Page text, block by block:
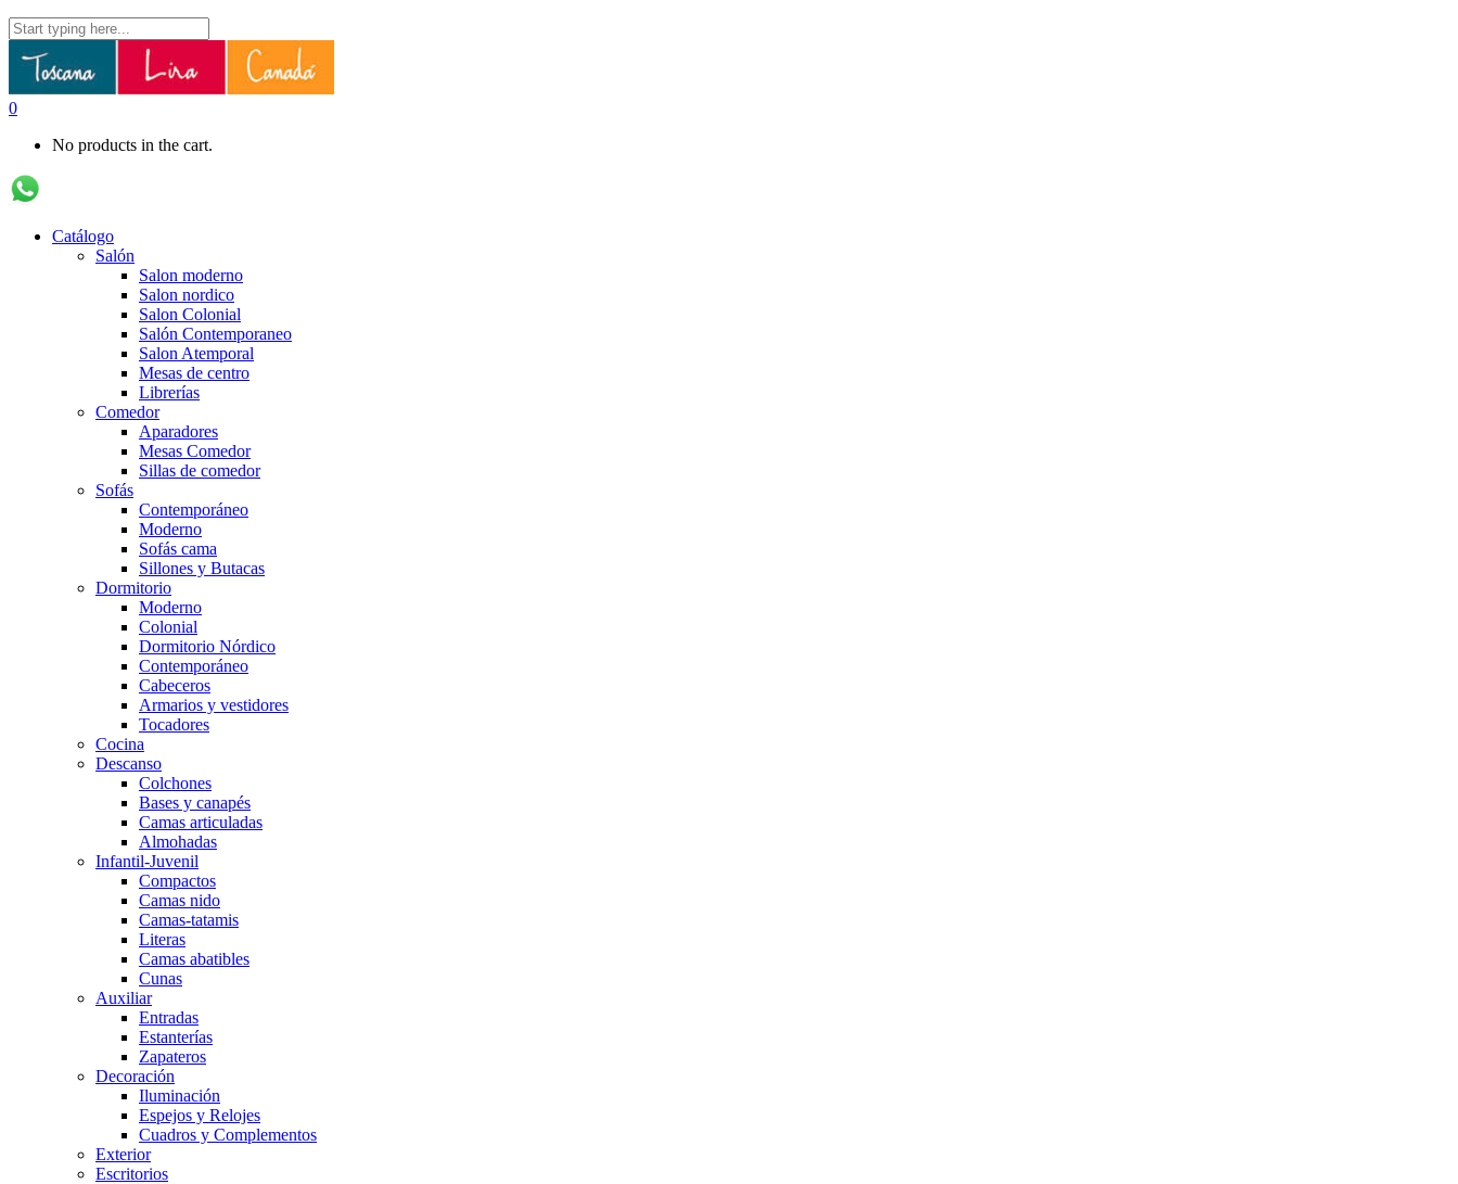
0
No products in the cart.
Catálogo
Salón
Salon moderno
Salon nordico
Salon Colonial
Salón Contemporaneo
Salon Atemporal
Mesas de centro
Librerías
Comedor
Aparadores
Mesas Comedor
Sillas de comedor
Sofás
Contemporáneo
Moderno
Sofás cama
Sillones y Butacas
Dormitorio
Moderno
Colonial
Dormitorio Nórdico
Contemporáneo
Cabeceros
Armarios y vestidores
Tocadores
Cocina
Descanso
Colchones
Bases y canapés
Camas articuladas
Almohadas
Infantil-Juvenil
Compactos
Camas nido
Camas-tatamis
Literas
Camas abatibles
Cunas
Auxiliar
Entradas
Estanterías
Zapateros
Decoración
Iluminación
Espejos y Relojes
Cuadros y Complementos
Exterior
Escritorios